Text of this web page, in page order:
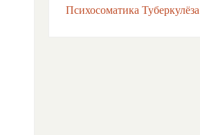
Психосоматика Туберкулёза